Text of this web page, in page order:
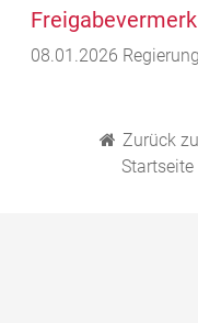
Freigabevermerk
08.01.2026
Zurück
Startseite